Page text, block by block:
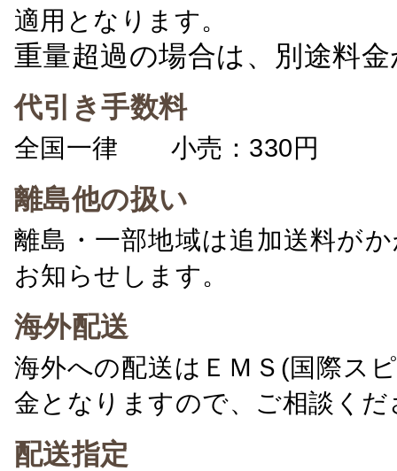
適用となります。
重量超過の場合は、別途料
代引き手数料
全国一律 小売：330円 卸
離島他の扱い
離島・一部地域は追加送料が
お知らせします。
海外配送
海外への配送はＥＭＳ(国際ス
金となりますので、ご相談くだ
配送指定